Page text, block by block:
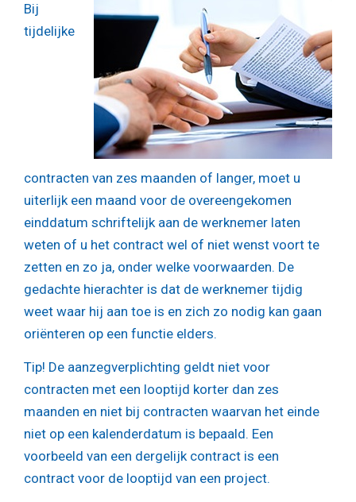
Bij
tijdelijke
contracten van zes maanden of langer, moet u
uiterlijk een maand voor de overeengekomen
einddatum schriftelijk aan de werknemer laten
weten of u het contract wel of niet wenst voort te
zetten en zo ja, onder welke voorwaarden. De
gedachte hierachter is dat de werknemer tijdig
weet waar hij aan toe is en zich zo nodig kan gaan
oriënteren op een functie elders.
Tip! De aanzegverplichting geldt niet voor
contracten met een looptijd korter dan zes
maanden en niet bij contracten waarvan het einde
niet op een kalenderdatum is bepaald. Een
voorbeeld van een dergelijk contract is een
contract voor de looptijd van een project.